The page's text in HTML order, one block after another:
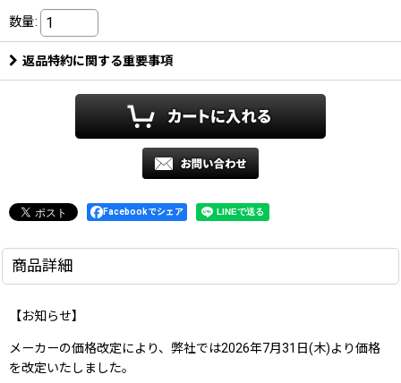
数量:
返品特約に関する重要事項
Facebookでシェア
商品詳細
【お知らせ】
メーカーの価格改定により、弊社では2026年7月31日(木)より価格
を改定いたしました。